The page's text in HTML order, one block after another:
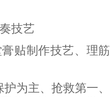
技艺
贴制作技艺、理筋
护为主、抢救第一、